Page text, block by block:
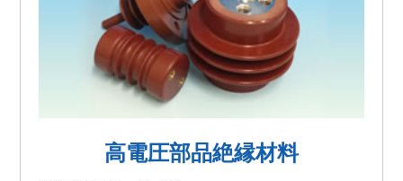
高電圧部品絶縁材料